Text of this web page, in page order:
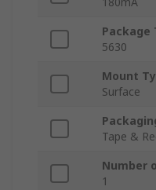
Package
5630
Mount
Surface
Tape &
Number
1